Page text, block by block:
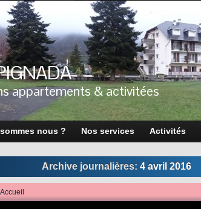
appartements & activitées
nous ? Nos services Activités
Archive journalières: 4 avril 2016
Accueil